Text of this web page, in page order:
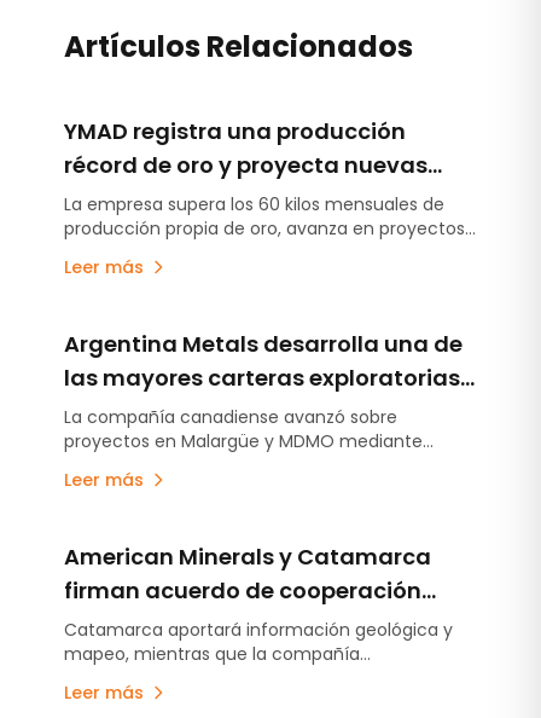
Artículos Relacionados
YMAD registra una producción
récord de oro y proyecta nuevas
inversiones en exploración y energía
La empresa supera los 60 kilos mensuales de
producción propia de oro, avanza en proyectos
para fortalecer su desarrollo futuro.
Leer más
Argentina Metals desarrolla una de
las mayores carteras exploratorias
de Mendozau operación con
renovables
La compañía canadiense avanzó sobre
proyectos en Malargüe y MDMO mediante
Maref Group.
Leer más
American Minerals y Catamarca
firman acuerdo de cooperación
para la exploración de tierras raras
Catamarca aportará información geológica y
mapeo, mientras que la compañía
para evaluar el potencial provincial.
Leer más